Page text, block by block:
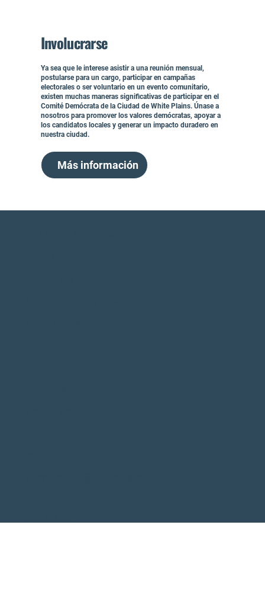
Involucrarse
Ya sea que le interese asistir a una reunión mensual,
postularse para un cargo, participar en campañas
electorales o ser voluntario en un evento comunitario,
existen muchas maneras significativas de participar en el
Comité Demócrata de la Ciudad de White Plains. Únase a
nosotros para promover los valores demócratas, apoyar a
los candidatos locales y generar un impacto duradero en
nuestra ciudad.
Más información
POLÍTICA